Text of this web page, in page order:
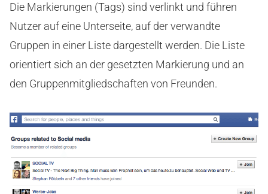
Die Markierungen (Tags) sind verlinkt und führen
Nutzer auf eine Unterseite, auf der verwandte
Gruppen in einer Liste dargestellt werden. Die Liste
orientiert sich an der gesetzten Markierung und an
den Gruppenmitgliedschaften von Freunden.